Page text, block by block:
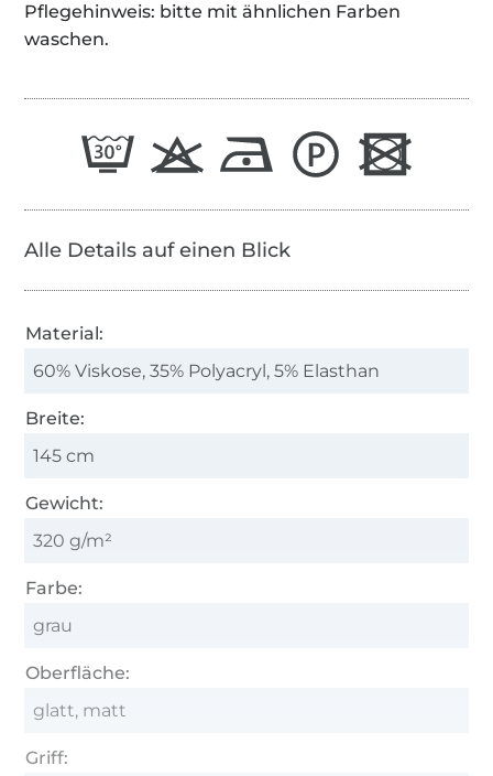
Pflegehinweis: bitte mit ähnlichen Farben
waschen.
Alle Details auf einen Blick
Material:
60% Viskose, 35% Polyacryl, 5% Elasthan
Breite:
145 cm
Gewicht:
320 g/m²
Farbe:
grau
Oberfläche:
glatt, matt
Griff: